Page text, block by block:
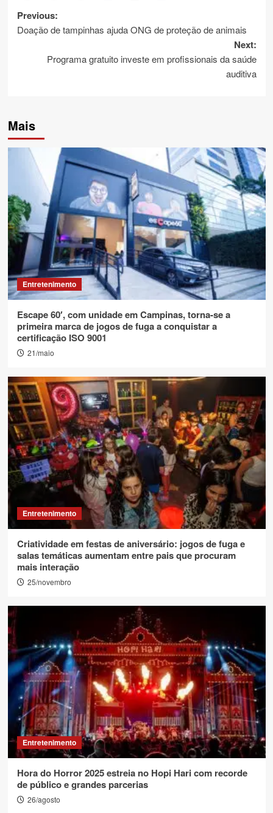
Post
navigation
Previous:
Doação de tampinhas ajuda ONG de proteção de animais
Next:
Programa gratuito investe em profissionais da saúde
auditiva
Mais
Entretenimento
Escape 60′, com unidade em Campinas, torna-se a
primeira marca de jogos de fuga a conquistar a
certificação ISO 9001
21/maio
Entretenimento
Criatividade em festas de aniversário: jogos de fuga e
salas temáticas aumentam entre pais que procuram
mais interação
25/novembro
Entretenimento
Hora do Horror 2025 estreia no Hopi Hari com recorde
de público e grandes parcerias
26/agosto